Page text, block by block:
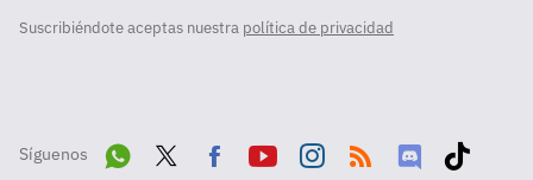
Suscribiéndote aceptas nuestra política de privacidad
Síguenos